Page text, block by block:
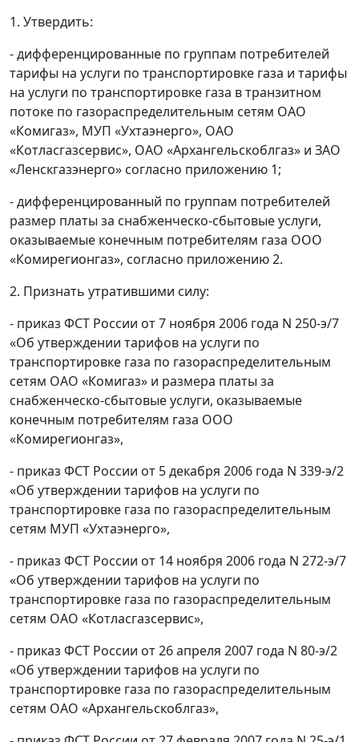
1. Утвердить:
- дифференцированные по группам потребителей
тарифы на услуги по транспортировке газа и тарифы
на услуги по транспортировке газа в транзитном
потоке по газораспределительным сетям ОАО
«Комигаз», МУП «Ухтаэнерго», ОАО
«Котласгазсервис», ОАО «Архангельскоблгаз» и ЗАО
«Ленскгазэнерго» согласно приложению 1;
- дифференцированный по группам потребителей
размер платы за снабженческо-сбытовые услуги,
оказываемые конечным потребителям газа ООО
«Комирегионгаз», согласно приложению 2.
2. Признать утратившими силу:
- приказ ФСТ России от 7 ноября 2006 года N 250-э/7
«Об утверждении тарифов на услуги по
транспортировке газа по газораспределительным
сетям ОАО «Комигаз» и размера платы за
снабженческо-сбытовые услуги, оказываемые
конечным потребителям газа ООО
«Комирегионгаз»,
- приказ ФСТ России от 5 декабря 2006 года N 339-э/2
«Об утверждении тарифов на услуги по
транспортировке газа по газораспределительным
сетям МУП «Ухтаэнерго»,
- приказ ФСТ России от 14 ноября 2006 года N 272-э/7
«Об утверждении тарифов на услуги по
транспортировке газа по газораспределительным
сетям ОАО «Котласгазсервис»,
- приказ ФСТ России от 26 апреля 2007 года N 80-э/2
«Об утверждении тарифов на услуги по
транспортировке газа по газораспределительным
сетям ОАО «Архангельскоблгаз»,